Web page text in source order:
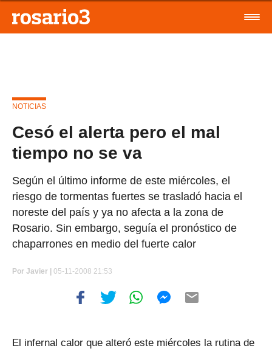
NOTICIAS
Cesó el alerta pero el mal
tiempo no se va
Según el último informe de este miércoles, el
riesgo de tormentas fuertes se trasladó hacia el
noreste del país y ya no afecta a la zona de
Rosario. Sin embargo, seguía el pronóstico de
chaparrones en medio del fuerte calor
Por Javier | 05-11-2008 21:53
El infernal calor que alteró este miércoles la rutina de